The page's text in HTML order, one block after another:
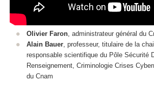
Olivier Faron, administrateur général du
Alain Bauer, professeur, titulaire de la
responsable scientifique du Pôle Sécurité
Renseignement, Criminologie Crises
du Cnam